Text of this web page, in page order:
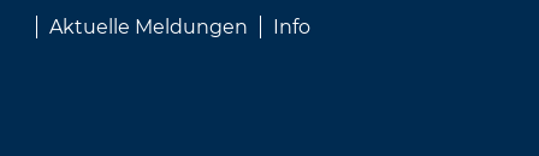
Aktuelle Meldungen Info